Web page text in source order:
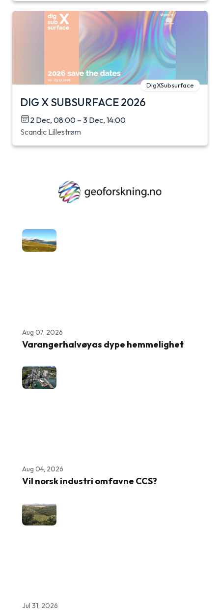
DigXSubsurface
DIG X SUBSURFACE 2026
2 Dec, 08:00 – 3 Dec, 14:00
Scandic Lillestrøm
Aug 07, 2026
Varangerhalvøyas dype hemmelighet
Aug 04, 2026
Vil norsk industri omfavne CCS?
Jul 31, 2026